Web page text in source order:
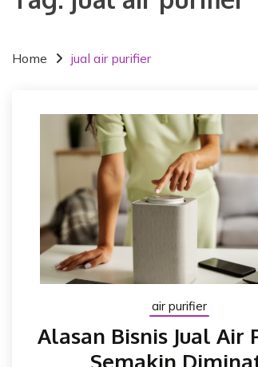
Home jual air purifier
air purifier
Alasan Bisnis Jual Air
Semakin